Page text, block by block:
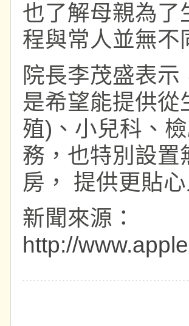
也了解母親為了
程與常人並無不
院長李茂盛表
是希望能提供從
殖)、小兒科、
務，也特別設置
房， 提供更貼
新聞來源：
http://